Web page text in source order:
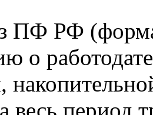
ПФ РФ
о
весь период